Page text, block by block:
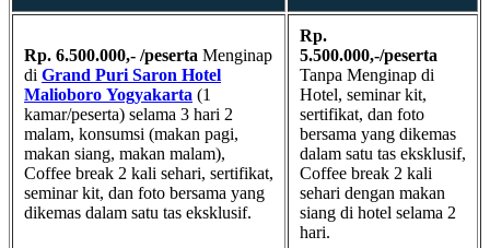
Rp. 6.500.000,- /peserta Menginap
di Grand Puri Saron Hotel
Malioboro Yogyakarta (1
kamar/peserta) selama 3 hari 2
malam, konsumsi (makan pagi,
makan siang, makan malam),
Coffee break 2 kali sehari, sertifikat,
seminar kit, dan foto bersama yang
dikemas dalam satu tas eksklusif.
Rp.
5.500.000,-/peserta
Tanpa Menginap di
Hotel, seminar kit,
sertifikat, dan foto
bersama yang dikemas
dalam satu tas eksklusif,
Coffee break 2 kali
sehari dengan makan
siang di hotel selama 2
hari.